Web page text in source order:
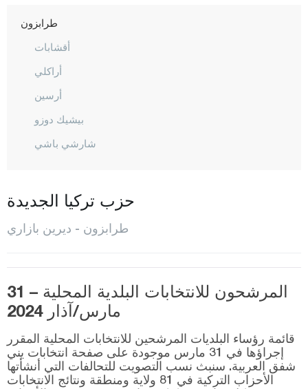
طرابزون
أقشابات
أراكلي
أرسين
بيشيك دوزو
شارشي باشي
ديرين بازاري
دوز كوي
كوبري باشي
ماشكا
أوف
أورطا حصار
شالي بازاري
حزب تركيا الجديدة
طرابزون - ديرين بازاري
المرشحون للانتخابات البلدية المحلية – 31
مارس/آذار 2024
قائمة رؤساء البلديات المرشحين للانتخابات المحلية المقرر
إجراؤها في 31 مارس موجودة على صفحة انتخابات يني
شفق العربية. سنبث نسب التصويت للتحالفات التي أنشأتها
الأحزاب التركية في 81 ولاية ومنطقة ونتائج الانتخابات